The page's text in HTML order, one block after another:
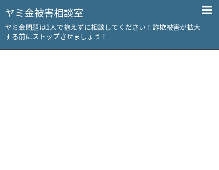
ヤミ金被害相談室
ヤミ金問題は1人で抱えずに相談してください！詐欺被害が拡大
する前にストップさせましょう！